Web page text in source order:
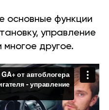
основные функции
управление
другое.